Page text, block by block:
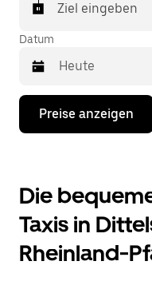
Ziel eingeben
Datum
Drücke
Nach-
mit
dem
Kalender
zu
interagieren
und
Preise anzeigen
Die
Taxis in
Rheinland-